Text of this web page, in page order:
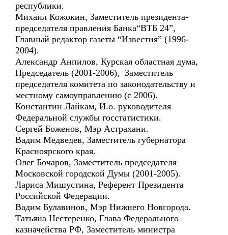
республики.
Михаил Кожокин, Заместитель президента-
председателя правления Банка“ВТБ 24”,
Главный редактор газеты “Известия” (1996-
2004).
Александр Анпилов, Курская областная дума,
Председатель (2001-2006), Заместитель
председателя комитета по законодательству и
местному самоуправлению (с 2006).
Константин Лайкам, И.о. руководителя
Федеральной службы госстатистики.
Сергей Боженов, Мэр Астрахани.
Вадим Медведев, Заместитель губернатора
Красноярского края.
Олег Бочаров, Заместитель председателя
Московской городской Думы (2001-2005).
Лариса Мишустина, Референт Президента
Российской Федерации.
Вадим Булавинов, Мэр Нижнего Новгорода.
Татьяна Нестеренко, Глава Федерального
казначейства РФ, Заместитель министра